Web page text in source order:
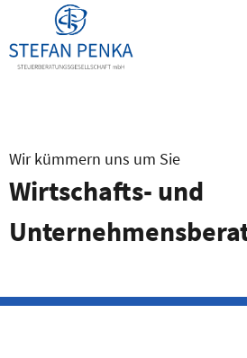
content
Wir kümmern uns um Sie
Wirtschafts- und